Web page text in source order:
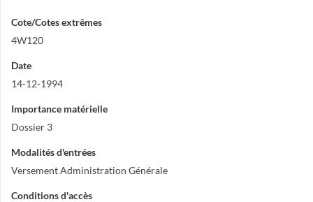
Cote/Cotes extrêmes
4W120
Date
14-12-1994
Importance matérielle
Dossier 3
Modalités d'entrées
Versement Administration Générale
Conditions d'accès